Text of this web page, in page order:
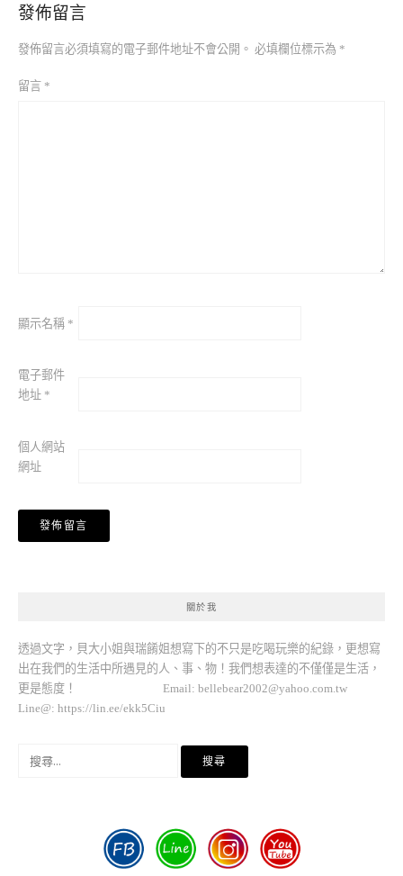
發佈留言
發佈留言必須填寫的電子郵件地址不會公開。 必填欄位標示為 *
留言 *
顯示名稱 *
電子郵件
地址 *
個人網站
網址
關於我
透過文字，貝大小姐與瑞餚姐想寫下的不只是吃喝玩樂的紀錄，更想寫
出在我們的生活中所遇見的人、事、物！我們想表達的不僅僅是生活，
更是態度！ Email: bellebear2002@yahoo.com.tw
Line@: https://lin.ee/ekk5Ciu